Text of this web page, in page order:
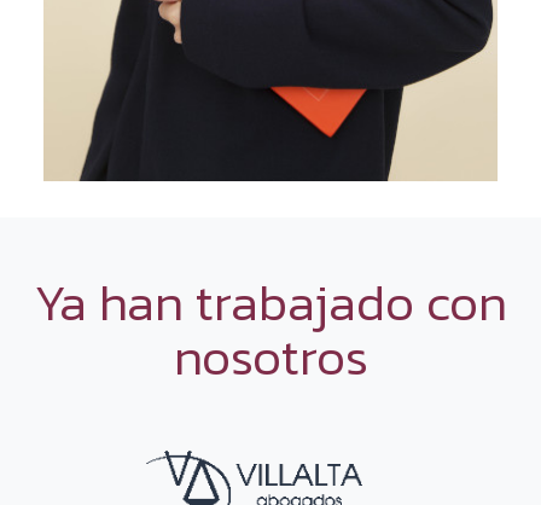
Ya han trabajado con
nosotros